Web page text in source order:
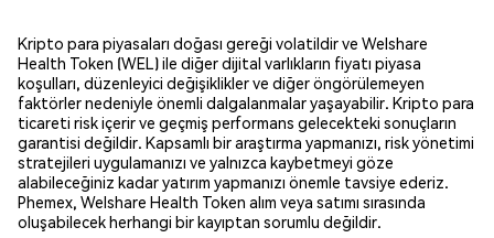
Kripto para piyasaları doğası gereği volatildir ve Welshare
Health Token (WEL) ile diğer dijital varlıkların fiyatı piyasa
koşulları, düzenleyici değişiklikler ve diğer öngörülemeyen
faktörler nedeniyle önemli dalgalanmalar yaşayabilir. Kripto para
ticareti risk içerir ve geçmiş performans gelecekteki sonuçların
garantisi değildir. Kapsamlı bir araştırma yapmanızı, risk yönetimi
stratejileri uygulamanızı ve yalnızca kaybetmeyi göze
alabileceğiniz kadar yatırım yapmanızı önemle tavsiye ederiz.
Phemex, Welshare Health Token alım veya satımı sırasında
oluşabilecek herhangi bir kayıptan sorumlu değildir.